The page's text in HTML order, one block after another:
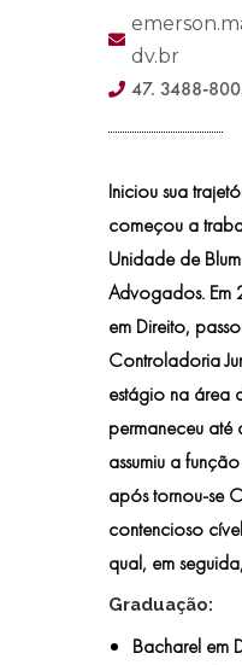
dv.br
47. 3488-
Iniciou sua
começou a
Unidade de
Advogados.
em Direito,
Controladoria
estágio na área
permaneceu até
assumiu a
após tornou-se
contencioso
qual, em
Graduação:
Bacharel em